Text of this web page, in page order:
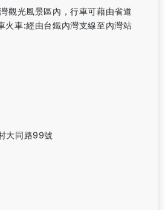
觀光風景區內，行車可藉由省道
火車:經由台鐵內灣支線至內灣站
大同路99號